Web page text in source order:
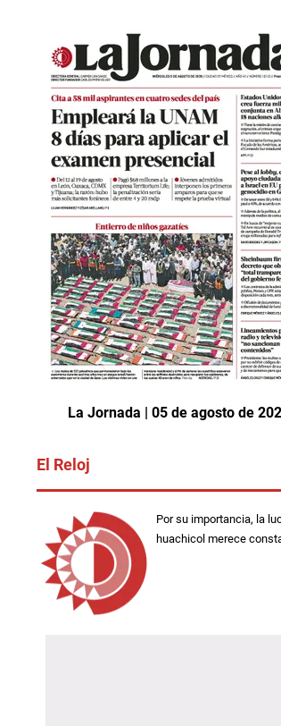
La Jornada | 05 de agosto de
El Reloj
Por su importancia, la
huachicol merece